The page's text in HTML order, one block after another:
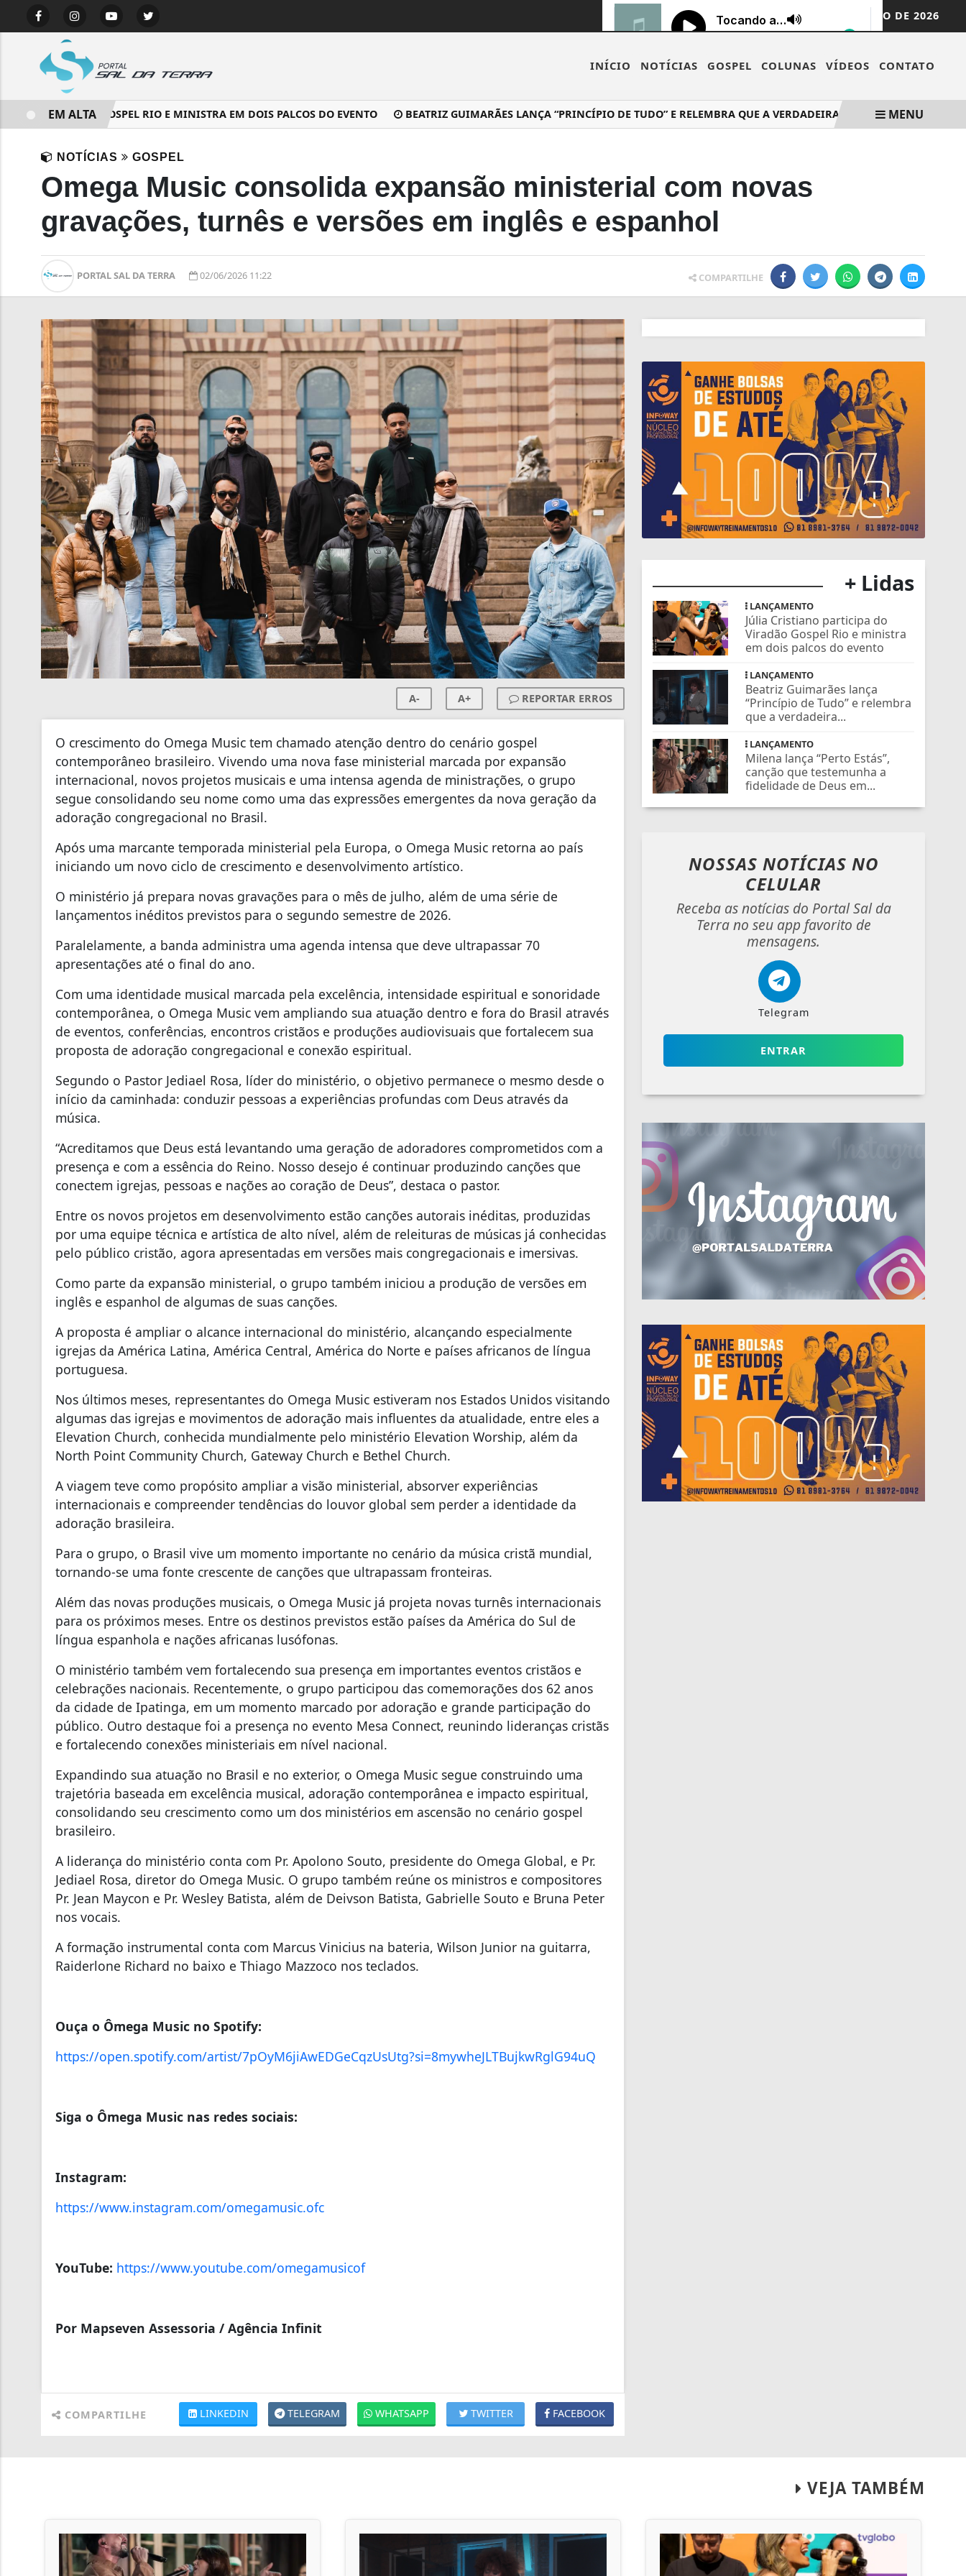
SABADO, 08 DE AGOSTO DE 2026
INÍCIO NOTÍCIAS GOSPEL COLUNAS VÍDEOS CONTATO
DO VIRADÃO GOSPEL RIO E MINISTRA EM DOIS PALCOS DO EVENTO BEATRIZ GUIMARÃES LANÇA “PRINCÍPIO DE TUDO” E RELEMBRA QUE A VERDADEIRA IDENTIDADE... MILENA
EM ALTA MENU
NOTÍCIAS GOSPEL
Omega Music consolida expansão ministerial com novas
gravações, turnês e versões em inglês e espanhol
PORTAL SAL DA TERRA 02/06/2026 11:22 COMPARTILHE
A- A+ REPORTAR ERROS
O crescimento do Omega Music tem chamado atenção dentro do cenário gospel
contemporâneo brasileiro. Vivendo uma nova fase ministerial marcada por expansão
internacional, novos projetos musicais e uma intensa agenda de ministrações, o grupo
segue consolidando seu nome como uma das expressões emergentes da nova geração da
adoração congregacional no Brasil.
Após uma marcante temporada ministerial pela Europa, o Omega Music retorna ao país
iniciando um novo ciclo de crescimento e desenvolvimento artístico.
O ministério já prepara novas gravações para o mês de julho, além de uma série de
lançamentos inéditos previstos para o segundo semestre de 2026.
Paralelamente, a banda administra uma agenda intensa que deve ultrapassar 70
apresentações até o final do ano.
Com uma identidade musical marcada pela excelência, intensidade espiritual e sonoridade
contemporânea, o Omega Music vem ampliando sua atuação dentro e fora do Brasil através
de eventos, conferências, encontros cristãos e produções audiovisuais que fortalecem sua
proposta de adoração congregacional e conexão espiritual.
Segundo o Pastor Jediael Rosa, líder do ministério, o objetivo permanece o mesmo desde o
início da caminhada: conduzir pessoas a experiências profundas com Deus através da
música.
“Acreditamos que Deus está levantando uma geração de adoradores comprometidos com a
presença e com a essência do Reino. Nosso desejo é continuar produzindo canções que
conectem igrejas, pessoas e nações ao coração de Deus”, destaca o pastor.
Entre os novos projetos em desenvolvimento estão canções autorais inéditas, produzidas
por uma equipe técnica e artística de alto nível, além de releituras de músicas já conhecidas
pelo público cristão, agora apresentadas em versões mais congregacionais e imersivas.
Como parte da expansão ministerial, o grupo também iniciou a produção de versões em
inglês e espanhol de algumas de suas canções.
A proposta é ampliar o alcance internacional do ministério, alcançando especialmente
igrejas da América Latina, América Central, América do Norte e países africanos de língua
portuguesa.
Nos últimos meses, representantes do Omega Music estiveram nos Estados Unidos visitando
algumas das igrejas e movimentos de adoração mais influentes da atualidade, entre eles a
Elevation Church, conhecida mundialmente pelo ministério Elevation Worship, além da
North Point Community Church, Gateway Church e Bethel Church.
A viagem teve como propósito ampliar a visão ministerial, absorver experiências
internacionais e compreender tendências do louvor global sem perder a identidade da
adoração brasileira.
Para o grupo, o Brasil vive um momento importante no cenário da música cristã mundial,
tornando-se uma fonte crescente de canções que ultrapassam fronteiras.
Além das novas produções musicais, o Omega Music já projeta novas turnês internacionais
para os próximos meses. Entre os destinos previstos estão países da América do Sul de
língua espanhola e nações africanas lusófonas.
O ministério também vem fortalecendo sua presença em importantes eventos cristãos e
celebrações nacionais. Recentemente, o grupo participou das comemorações dos 62 anos
da cidade de Ipatinga, em um momento marcado por adoração e grande participação do
público. Outro destaque foi a presença no evento Mesa Connect, reunindo lideranças cristãs
e fortalecendo conexões ministeriais em nível nacional.
Expandindo sua atuação no Brasil e no exterior, o Omega Music segue construindo uma
trajetória baseada em excelência musical, adoração contemporânea e impacto espiritual,
consolidando seu crescimento como um dos ministérios em ascensão no cenário gospel
brasileiro.
A liderança do ministério conta com Pr. Apolono Souto, presidente do Omega Global, e Pr.
Jediael Rosa, diretor do Omega Music. O grupo também reúne os ministros e compositores
Pr. Jean Maycon e Pr. Wesley Batista, além de Deivson Batista, Gabrielle Souto e Bruna Peter
nos vocais.
A formação instrumental conta com Marcus Vinicius na bateria, Wilson Junior na guitarra,
Raiderlone Richard no baixo e Thiago Mazzoco nos teclados.
Ouça o Ômega Music no Spotify:
https://open.spotify.com/artist/7pOyM6jiAwEDGeCqzUsUtg?si=8mywheJLTBujkwRglG94uQ
Siga o Ômega Music nas redes sociais:
Instagram:
https://www.instagram.com/omegamusic.ofc
YouTube: https://www.youtube.com/omegamusicof
Por Mapseven Assessoria / Agência Infinit
COMPARTILHE FACEBOOK
TWITTER
WHATSAPP
TELEGRAM
LINKEDIN
+ Lidas
LANÇAMENTO
Júlia Cristiano participa do
Viradão Gospel Rio e ministra
em dois palcos do evento
LANÇAMENTO
Beatriz Guimarães lança
“Princípio de Tudo” e relembra
que a verdadeira...
LANÇAMENTO
Milena lança “Perto Estás”,
canção que testemunha a
fidelidade de Deus em...
NOSSAS NOTÍCIAS NO
CELULAR
Receba as notícias do Portal Sal da
Terra no seu app favorito de
mensagens.
Telegram
ENTRAR
VEJA TAMBÉM